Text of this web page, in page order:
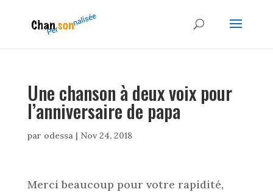
Une chanson à deux voix pour
l’anniversaire de papa
par odessa| Nov 24, 2018
Merci beaucoup pour votre rapidité,